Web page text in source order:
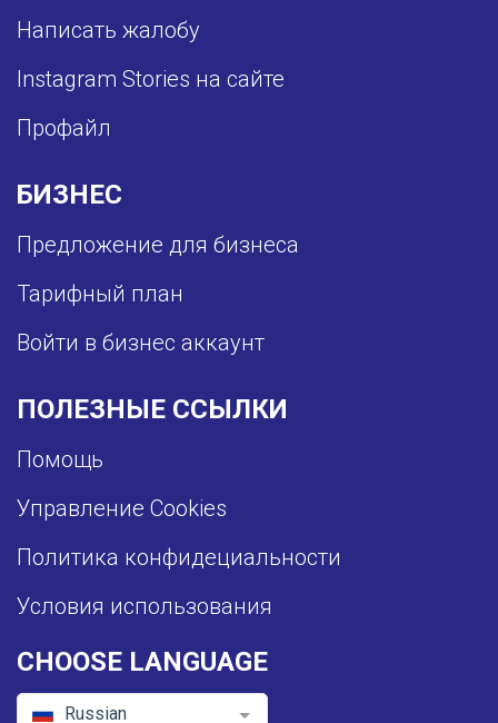
Написать жалобу
Instagram Stories на сайте
Профайл
БИЗНЕС
Предложение для бизнеса
Тарифный план
Войти в бизнес аккаунт
ПОЛЕЗНЫЕ ССЫЛКИ
Помощь
Управление Cookies
Политика конфидециальности
Условия использования
CHOOSE LANGUAGE
Russian